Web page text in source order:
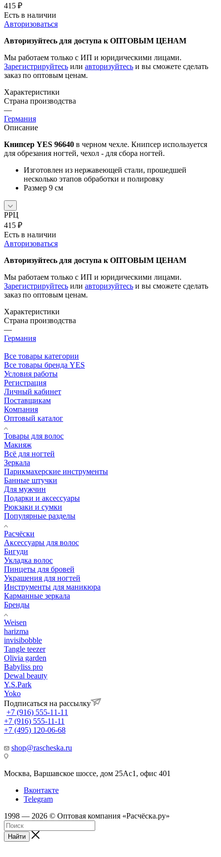
415 ₽
Есть в наличии
Авторизоваться
Авторизуйтесь для доступа к ОПТОВЫМ ЦЕНАМ
Мы работаем только с ИП и юридическими лицами.
Зарегистрируйтесь или авторизуйтесь и вы сможете сделать
заказ по оптовым ценам.
Характеристики
Страна производства
—
Германия
Описание
Книпсер YES 96640 в черном чехле. Книпсер используется
для обрезания ногтей, чехол - для сбора ногтей.
Изготовлен из нержавеющей стали, прошедшей
несколько этапов обработки и полировку
Размер 9 см
РРЦ
415 ₽
Есть в наличии
Авторизоваться
Авторизуйтесь для доступа к ОПТОВЫМ ЦЕНАМ
Мы работаем только с ИП и юридическими лицами.
Зарегистрируйтесь или авторизуйтесь и вы сможете сделать
заказ по оптовым ценам.
Характеристики
Страна производства
—
Германия
Все товары категории
Все товары бренда YES
Условия работы
Регистрация
Личный кабинет
Поставщикам
Компания
Оптовый каталог
Товары для волос
Макияж
Всё для ногтей
Зеркала
Парикмахерские инструменты
Банные штучки
Для мужчин
Подарки и аксессуары
Рюкзаки и сумки
Популярные разделы
Расчёски
Аксессуары для волос
Бигуди
Укладка волос
Пинцеты для бровей
Украшения для ногтей
Инструменты для маникюра
Карманные зеркала
Бренды
Weisen
harizma
invisibobble
Tangle teezer
Olivia garden
Babyliss pro
Dewal beauty
Y.S.Park
Yoko
Подписаться на рассылку
+7 (916) 555-11-11
+7 (916) 555-11-11
+7 (495) 120-06-68
shop@rascheska.ru
Москва, Варшавское шоссе, дом 25Аc1, офис 401
Вконтакте
Telegram
1998 — 2026 © Оптовая компания «Расчёска.ру»
Найти